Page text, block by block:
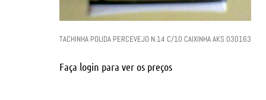
TACHINHA POLIDA PERCEVEJO N.14 C/10 CAIXINHA AKS 030163
Faça login para ver os preços